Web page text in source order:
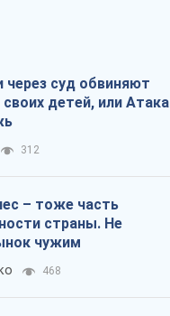
суд обвиняют
детей, или Атака
312
– тоже часть
страны. Не
чужим
468